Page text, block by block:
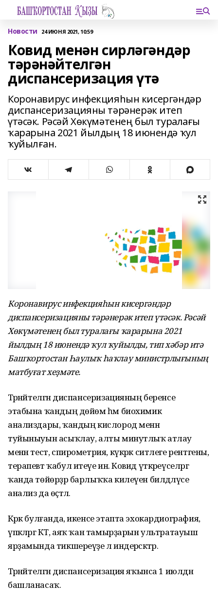
Новости 24 ИЮНЯ 2021, 10:59
Ковид менән сирләгәндәр
тәрәнәйтелгән
диспансеризация үтә
Коронавирус инфекцияһын кисергәндәр
диспансеризацияны тәрәнерәк итеп
үтәсәк. Рәсәй Хөкүмәтенең был туралағы
ҡарарына 2021 йылдың 18 июнендә ҡул
ҡуйылған.
Коронавирус инфекцияһын кисергәндәр
диспансеризацияны тәрәнерәк итеп үтәсәк. Рәсәй
Хөкүмәтенең был туралағы ҡарарына 2021
йылдың 18 июнендә ҡул ҡуйылды, тип хәбәр итә
Башҡортостан Һаулыҡ һаҡлау министрлығының
матбуғат хеҙмәте.
Тәрәнәйтелгән диспансеризацияның беренсе
этабына ҡандың дөйөм һәм биохимик
анализдары, ҡандың кислород менән
туйыныуын асыҡлау, алты минутлыҡ атлау
менән тест, спирометрия, күкрәк ситлеге рентгены,
терапевт ҡабул итеүе инә. Ковид үткәреүселәргә
ҡанда төйөрҙәр барлыҡҡа килеүен билдәләүсе
анализ да өҫтәлә.
Кәрәк булғанда, икенсе этапта эхокардиография,
үпкәләргә КТ, аяҡ ҡан тамырҙарын ультратауыш
ярҙамында тикшереүҙе лә индерәсәктәр.
Тәрәнәйтелгән диспансеризация яҡынса 1 июлдән
башланасаҡ.